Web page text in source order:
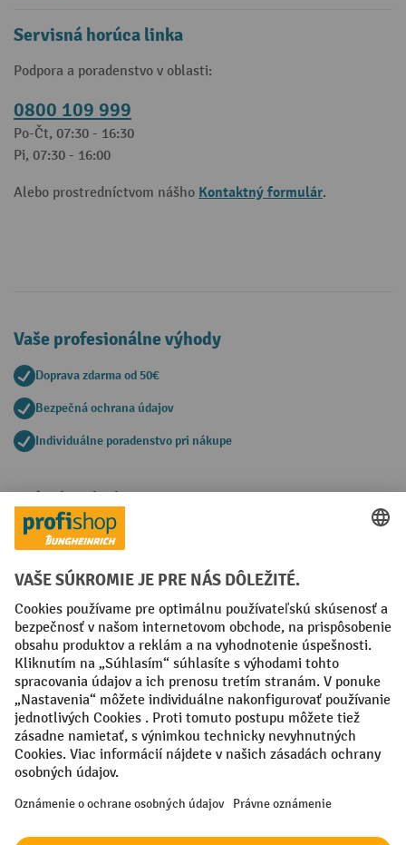
Servisná horúca linka
Podpora a poradenstvo v oblasti:
0800 109 999
Po-Čt, 07:30 - 16:30
Pi, 07:30 - 16:00
Alebo prostredníctvom nášho Kontaktný formulár.
Vaše profesionálne výhody
Doprava zdarma od 50€
Bezpečná ochrana údajov
Individuálne poradenstvo pri nákupe
Spôsoby platby
Creditcard (Master)Creditcard (Visa)
Faktúra Predplatba
Sociálne siete
Facebook
YouTube
LinkedIn
Nastavenia ochrany osobných údajov
All prices excl. VAT plusshipping costsand possible delivery charges,